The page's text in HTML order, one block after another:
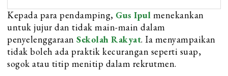
Kepada para pendamping, Gus Ipul menekankan
untuk jujur dan tidak main-main dalam
penyelenggaraan Sekolah Rakyat. Ia menyampaikan
tidak boleh ada praktik kecurangan seperti suap,
sogok atau titip menitip dalam rekrutmen.